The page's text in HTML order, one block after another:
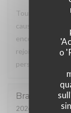
o
Tout était
cause de
encore quelque
rejoindre la
personne.
Braud
2026-07-29
-